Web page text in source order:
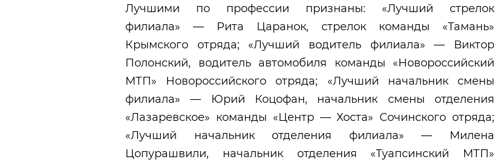
Лучшими по профессии признаны: «Лучший стрелок
филиала» — Рита Царанок, стрелок команды «Тамань»
Крымского отряда; «Лучший водитель филиала» — Виктор
Полонский, водитель автомобиля команды «Новороссийский
МТП» Новороссийского отряда; «Лучший начальник смены
филиала» — Юрий Коцофан, начальник смены отделения
«Лазаревское» команды «Центр — Хоста» Сочинского отряда;
«Лучший начальник отделения филиала» — Милена
Цопурашвили, начальник отделения «Туапсинский МТП»